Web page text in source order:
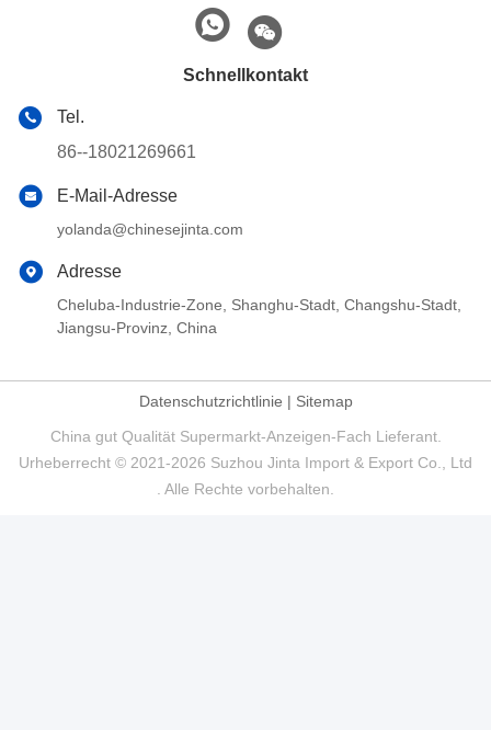
Schnellkontakt
Tel.
86--18021269661
E-Mail-Adresse
yolanda@chinesejinta.com
Adresse
Cheluba-Industrie-Zone, Shanghu-Stadt, Changshu-Stadt,
Jiangsu-Provinz, China
Datenschutzrichtlinie | Sitemap
China gut Qualität Supermarkt-Anzeigen-Fach Lieferant.
Urheberrecht © 2021-2026 Suzhou Jinta Import & Export Co., Ltd
. Alle Rechte vorbehalten.